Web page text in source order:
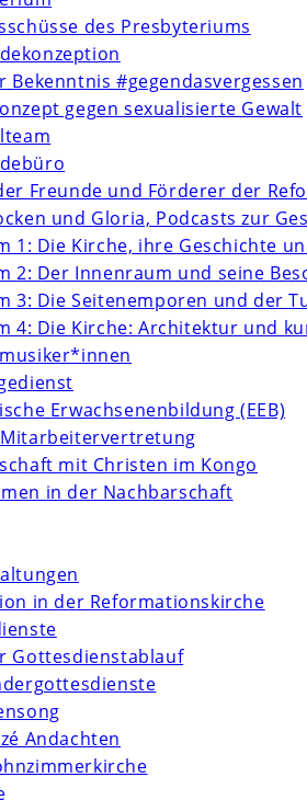
des Presbyteriums
Bekenntnis #gegendasvergessen
gegen sexualisierte Gewalt
Freunde und Förderer der
und Gloria, Podcasts zur
1: Die Kirche, ihre Geschichte
2: Der Innenraum und seine
3: Die Seitenemporen und der
4: Die Kirche: Architektur und
Erwachsenenbildung (EEB)
mit Christen im Kongo
in der Nachbarschaft
in der Reformationskirche
Gottesdienstablauf
Andachten